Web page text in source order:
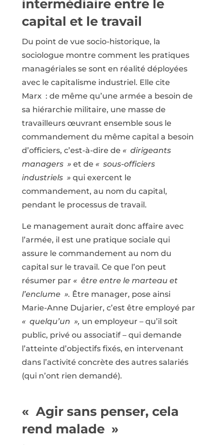
intermédiaire entre le
capital et le travail
Du point de vue socio-historique, la
sociologue montre comment les pratiques
managériales se sont en réalité déployées
avec le capitalisme industriel. Elle cite
Marx : de même qu’une armée a besoin de
sa hiérarchie militaire, une masse de
travailleurs œuvrant ensemble sous le
commandement du même capital a besoin
d’officiers, c’est-à-dire de « dirigeants
managers » et de « sous-officiers
industriels » qui exercent le
commandement, au nom du capital,
pendant le processus de travail.
Le management aurait donc affaire avec
l’armée, il est une pratique sociale qui
assure le commandement au nom du
capital sur le travail. Ce que l’on peut
résumer par « être entre le marteau et
l’enclume ». Être manager, pose ainsi
Marie-Anne Dujarier, c’est être employé par
« quelqu’un », un employeur – qu’il soit
public, privé ou associatif – qui demande
l’atteinte d’objectifs fixés, en intervenant
dans l’activité concrète des autres salariés
(qui n’ont rien demandé).
« Agir sans penser, cela
rend malade »